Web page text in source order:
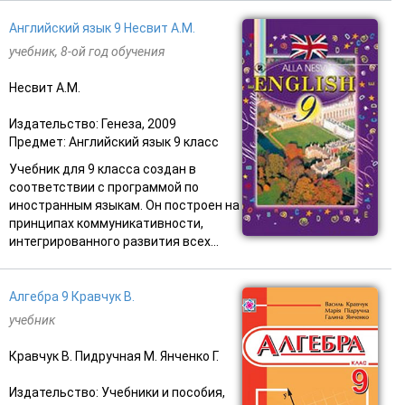
Английский язык 9 Несвит А.М.
учебник, 8-ой год обучения
Несвит А.М.
Издательство: Генеза, 2009
Предмет: Английский язык 9 класс
Учебник для 9 класса создан в
соответствии с программой по
иностранным языкам. Он построен на
принципах коммуникативности,
интегрированного развития всех...
Алгебра 9 Кравчук В.
учебник
Кравчук В. Пидручная М. Янченко Г.
Издательство: Учебники и пособия,